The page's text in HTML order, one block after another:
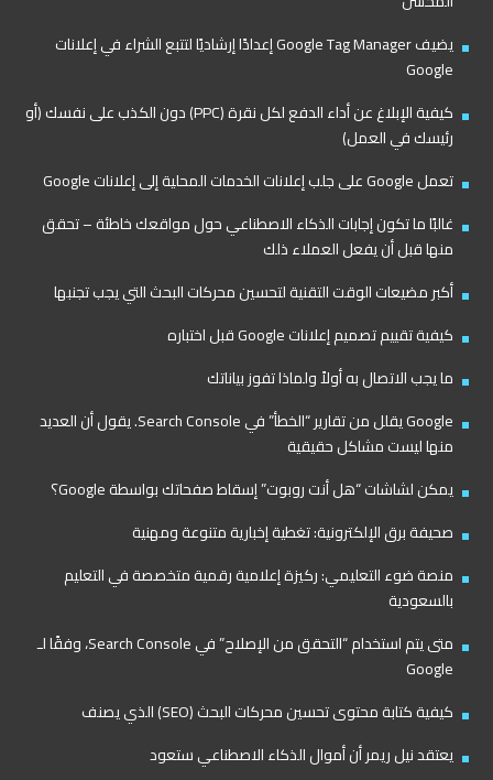
يضيف Google Tag Manager إعدادًا إرشاديًا لتتبع الشراء في إعلانات
Google
كيفية الإبلاغ عن أداء الدفع لكل نقرة (PPC) دون الكذب على نفسك (أو
رئيسك في العمل)
تعمل Google على جلب إعلانات الخدمات المحلية إلى إعلانات Google
غالبًا ما تكون إجابات الذكاء الاصطناعي حول مواقعك خاطئة – تحقق
منها قبل أن يفعل العملاء ذلك
أكبر مضيعات الوقت التقنية لتحسين محركات البحث التي يجب تجنبها
كيفية تقييم تصميم إعلانات Google قبل اختباره
ما يجب الاتصال به أولاً ولماذا تفوز بياناتك
Google يقلل من تقارير “الخطأ” في Search Console. يقول أن العديد
منها ليست مشاكل حقيقية
يمكن لشاشات “هل أنت روبوت” إسقاط صفحاتك بواسطة Google؟
صحيفة برق الإلكترونية: تغطية إخبارية متنوعة ومهنية
منصة ضوء التعليمي: ركيزة إعلامية رقمية متخصصة في التعليم
بالسعودية
متى يتم استخدام “التحقق من الإصلاح” في Search Console، وفقًا لـ
Google
كيفية كتابة محتوى تحسين محركات البحث (SEO) الذي يصنف
يعتقد نيل ريمر أن أموال الذكاء الاصطناعي ستعود